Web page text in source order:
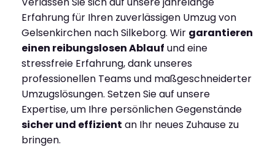
Erfahrung für Ihren zuverlässigen Umzug von
Gelsenkirchen nach Silkeborg. Wir garantieren
einen reibungslosen Ablauf und eine
stressfreie Erfahrung, dank unseres
professionellen Teams und maßgeschneiderter
Umzugslösungen. Setzen Sie auf unsere
Expertise, um Ihre persönlichen Gegenstände
sicher und effizient an Ihr neues Zuhause zu
bringen.